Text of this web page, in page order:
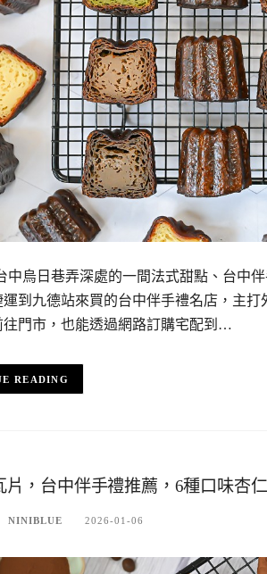
中烏日巷弄深處的一間法式甜點、台中
到九德站來買的台中伴手禮名店，主
往門市，也能透過網路訂購宅配到…
READING
片，台中伴手禮推薦，6種口味杏
NINIBLUE 2026-01-06